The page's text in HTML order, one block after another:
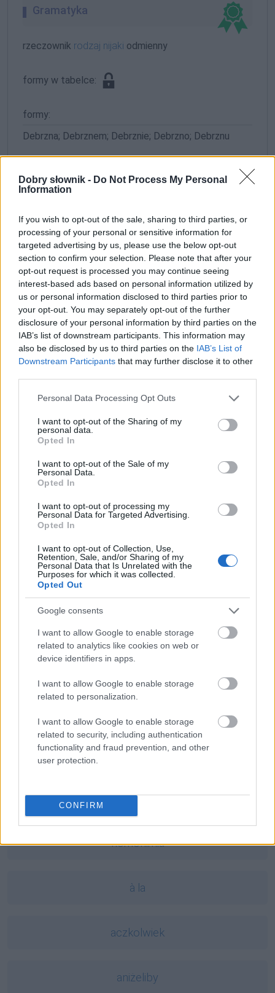
Dobry słownik - Do Not Process My Personal
Information
If you wish to opt-out of the sale, sharing to third parties, or
processing of your personal or sensitive information for
targeted advertising by us, please use the below opt-out
section to confirm your selection. Please note that after your
opt-out request is processed you may continue seeing
interest-based ads based on personal information utilized by
us or personal information disclosed to third parties prior to
your opt-out. You may separately opt-out of the further
disclosure of your personal information by third parties on the
IAB’s list of downstream participants. This information may
also be disclosed by us to third parties on the IAB’s List of
Downstream Participants that may further disclose it to other
Please note that this website/app uses one or more Google
not limited to your visit or usage behaviour. You may click to
grant or deny consent to Google and its third-party tags to
use your data for below specified purposes in below Google
consent section.
Personal Data Processing Opt Outs
I want to opt-out of the Sharing of my
personal data.
Opted In
I want to opt-out of the Sale of my
Personal Data.
Opted In
I want to opt-out of processing my
Personal Data for Targeted Advertising.
Opted In
I want to opt-out of Collection, Use,
Retention, Sale, and/or Sharing of my
Personal Data that Is Unrelated with the
Purposes for which it was collected.
Opted Out
Google consents
I want to allow Google to enable storage
related to analytics like cookies on web or
device identifiers in apps.
I want to allow Google to enable storage
related to personalization.
I want to allow Google to enable storage
related to security, including authentication
functionality and fraud prevention, and other
user protection.
CONFIRM
Gramatyka
rzeczownik rodzaj nijaki odmienny
formy w tabelce:
formy:
Debrzna; Debrznem; Debrznie; Debrzno; Debrznu
Pozostały wątpliwości? Brakuje czegoś w haśle?
SPRAWDŹ
Jak nazywa się obywatel Peru?
Dosięgłaczydosięgnęła, czyli o odmianie między innymi w
czasie przeszłym
Ciekawostki
jabłonkowanie— A na blogu
Syria— Na blogu: Czy trudno nauczyć się polskiego? I jak
szybko może to zrobić uchodźca z Syrii?
— Znaczenie napisuRIPna nagrobkach
koncyliacyjny
zadek
homonimia
à la
aczkolwiek
aniżeliby